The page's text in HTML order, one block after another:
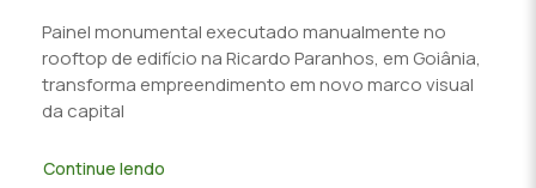
Painel monumental executado manualmente no
rooftop de edifício na Ricardo Paranhos, em Goiânia,
transforma empreendimento em novo marco visual
da capital
Continue lendo